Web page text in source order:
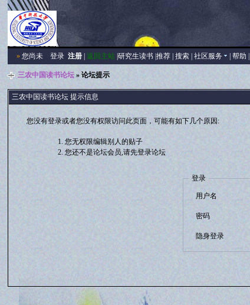
» 您尚未登录 注册 |返回主站 |研究生读书 |推荐 |搜索 |社区服务 |帮助
三农中国读书论坛 » 论坛提示
三农中国读书论坛 提示信息
您没有登录或者您没有权限访问此页面，可能有如下几个原因:
您无权限编辑别人的贴子
您还不是论坛会员,请先登录论坛
登录
用户名
密码
隐身登录